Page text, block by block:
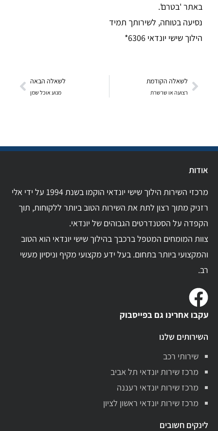
באתר 'בטרם'.
נסיעה בטוחה, לשירותך תמיד
הילוך שישי יונדאי 6306*
לשאלה הקודמת
רצועה או שרשרת
לשאלה הבאה
מנוע אוכל שמן
אודות
מרכזי השירות הילוך שישי יונדאי הוקמו בשנת 1994 על ידי אלי
רזניק מתוך רצון לתת את השירות הטוב ביותר ללקוחות, תוך
הקפדה על הסטנדרטים הגבוהים של יונדאי.
צוות המומחים המטפל ברכבך בהילוך שישי יונדאי הוא הטוב
והמקצועי ביותר בתחום. בעל ידע מקצועי מקיף וניסיון מעשי
רב.
עקבו אחרינו גם בפייסבוק
השירותים שלנו
שירותי רכב
מרכז שירות יונדאי תל אביב
מרכז שירות יונדאי רעננה
מרכז שירות יונדאי ראשון לציון
לינקים חשובים